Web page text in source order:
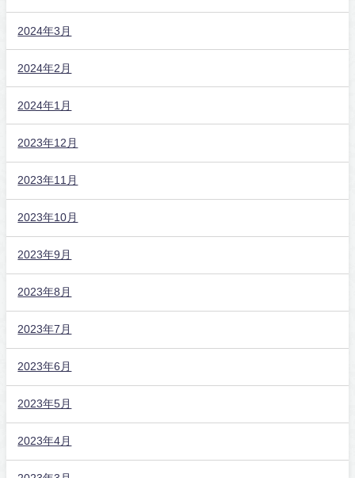
2024年3月
2024年2月
2024年1月
2023年12月
2023年11月
2023年10月
2023年9月
2023年8月
2023年7月
2023年6月
2023年5月
2023年4月